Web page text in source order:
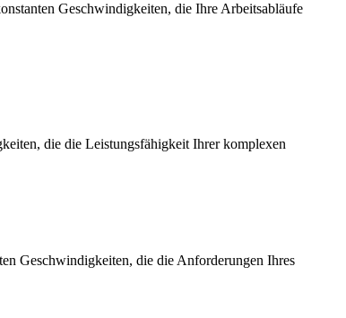
Geschwindigkeiten, die Ihre Arbeitsabläufe
die die Leistungsfähigkeit Ihrer komplexen
Geschwindigkeiten, die die Anforderungen Ihres